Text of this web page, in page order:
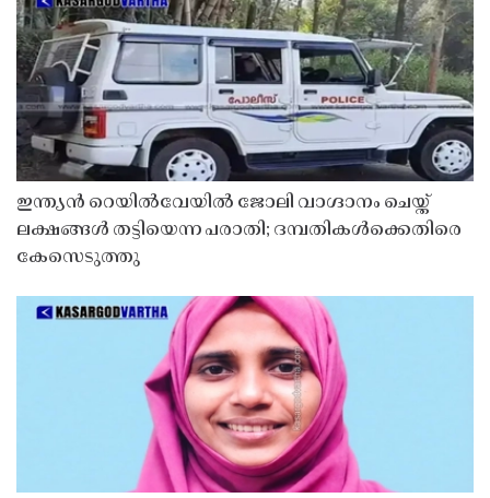
ഇന്ത്യൻ റെയിൽവേയിൽ ജോലി വാഗ്ദാനം ചെയ്ത്
ലക്ഷങ്ങൾ തട്ടിയെന്ന പരാതി; ദമ്പതികൾക്കെതിരെ
കേസെടുത്തു